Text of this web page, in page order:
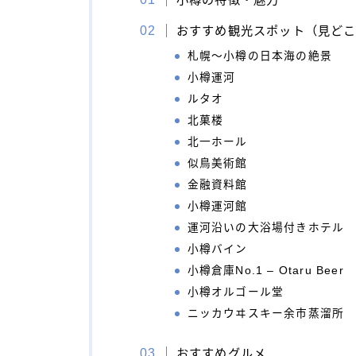
おすすめ観光スポット（見ど
札幌〜小樽の日本海の絶景
小樽運河
ルタオ
北菓楼
北一ホール
似鳥美術館
金融資料館
小樽運河館
運河沿いの大浴場付きホテル
小樽バイン
小樽倉庫No.1 – Otaru Beer
小樽オルゴール堂
ニッカウヰスキー余市蒸溜所
おすすめグルメ